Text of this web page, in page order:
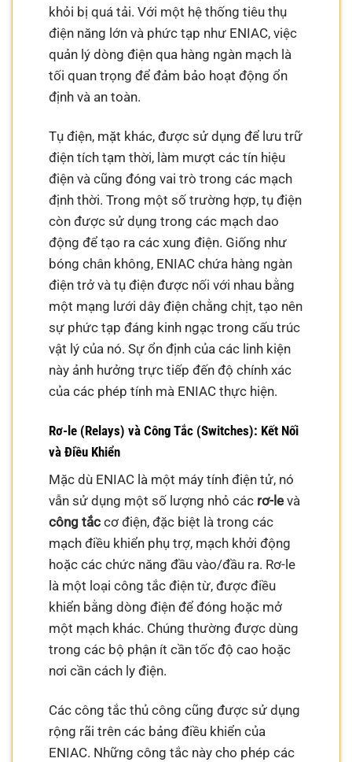
khỏi bị quá tải. Với một hệ thống tiêu thụ
điện năng lớn và phức tạp như ENIAC, việc
quản lý dòng điện qua hàng ngàn mạch là
tối quan trọng để đảm bảo hoạt động ổn
định và an toàn.
Tụ điện, mặt khác, được sử dụng để lưu trữ
điện tích tạm thời, làm mượt các tín hiệu
điện và cũng đóng vai trò trong các mạch
định thời. Trong một số trường hợp, tụ điện
còn được sử dụng trong các mạch dao
động để tạo ra các xung điện. Giống như
bóng chân không, ENIAC chứa hàng ngàn
điện trở và tụ điện được nối với nhau bằng
một mạng lưới dây điện chằng chịt, tạo nên
sự phức tạp đáng kinh ngạc trong cấu trúc
vật lý của nó. Sự ổn định của các linh kiện
này ảnh hưởng trực tiếp đến độ chính xác
của các phép tính mà ENIAC thực hiện.
Rơ-le (Relays) và Công Tắc (Switches): Kết Nối
và Điều Khiển
Mặc dù ENIAC là một máy tính điện tử, nó
vẫn sử dụng một số lượng nhỏ các rơ-le và
công tắc cơ điện, đặc biệt là trong các
mạch điều khiển phụ trợ, mạch khởi động
hoặc các chức năng đầu vào/đầu ra. Rơ-le
là một loại công tắc điện từ, được điều
khiển bằng dòng điện để đóng hoặc mở
một mạch khác. Chúng thường được dùng
trong các bộ phận ít cần tốc độ cao hoặc
nơi cần cách ly điện.
Các công tắc thủ công cũng được sử dụng
rộng rãi trên các bảng điều khiển của
ENIAC. Những công tắc này cho phép các